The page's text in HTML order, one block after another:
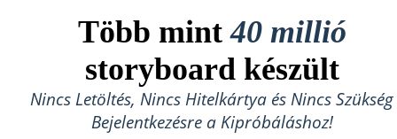
Több mint40 millió
storyboard készült
Nincs Letöltés, Nincs Hitelkártya és Nincs Szükség
Bejelentkezésre a Kipróbáláshoz!